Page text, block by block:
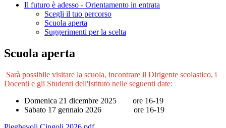
Il futuro è adesso - Orientamento in entrata
Scegli il tuo percorso
Scuola aperta
Suggerimenti per la scelta
Scuola aperta
Sarà possibile visitare la scuola, incontrare il Dirigente scolastico, i
Docenti e gli Studenti dell'Istituto nelle seguenti date:
Domenica 21 dicembre 2025 ore 16-19
Sabato 17 gennaio 2026 ore 16-19